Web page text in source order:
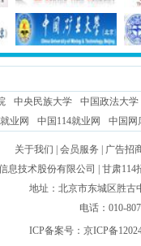
中央民族大学
中国政法大学
业网 中国114就业网 中国网
关于我们 会员服务
广告招
息技术股份有限公司
| 甘肃
地址：北京市东城区胜
电话：010-
ICP备案号： 京ICP备